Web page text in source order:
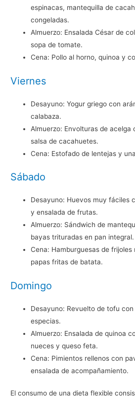
espinacas, mantequilla de
congeladas.
Almuerzo: Ensalada César de
sopa de tomate.
Cena: Pollo al horno, quinoa y
Viernes
Desayuno: Yogur griego con
calabaza.
Almuerzo: Envolturas de acelga
salsa de cacahuetes.
Cena: Estofado de lentejas y
Sábado
Desayuno: Huevos muy fáciles
y ensalada de frutas.
Almuerzo: Sándwich de
bayas trituradas en pan integral.
Cena: Hamburguesas de
papas fritas de batata.
Domingo
Desayuno: Revuelto de tofu
especias.
Almuerzo: Ensalada de quinoa
nueces y queso feta.
Cena: Pimientos rellenos con
ensalada de acompañamiento.
El consumo de una dieta flexible